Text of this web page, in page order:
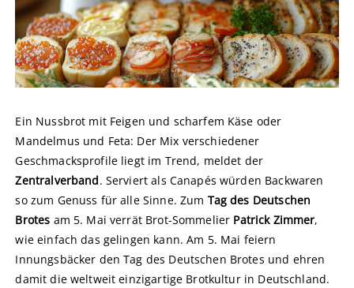
Ein Nussbrot mit Feigen und scharfem Käse oder
Mandelmus und Feta: Der Mix verschiedener
Geschmacksprofile liegt im Trend, meldet der
Zentralverband. Serviert als Canapés würden Backwaren
so zum Genuss für alle Sinne. Zum Tag des Deutschen
Brotes am 5. Mai verrät Brot-Sommelier Patrick Zimmer,
wie einfach das gelingen kann. Am 5. Mai feiern
Innungsbäcker den Tag des Deutschen Brotes und ehren
damit die weltweit einzigartige Brotkultur in Deutschland.